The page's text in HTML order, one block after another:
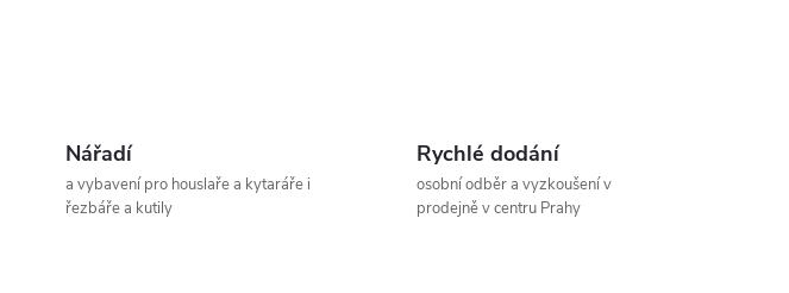
Nářadí
a vybavení pro houslaře a kytaráře i
řezbáře a kutily
Rychlé dodání
osobní odběr a vyzkoušení v
prodejně v centru Prahy